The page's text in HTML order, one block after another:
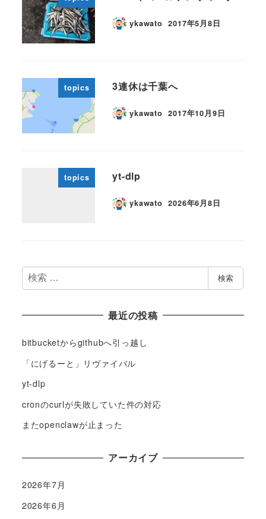
ykawato 2017年5月8日
topics 3連休は千葉へ
ykawato 2017年10月9日
topics yt-dlp
ykawato 2026年6月8日
検
索
検索
最近の投稿
bitbucketからgithubへ引っ越し
「にげるーと」リヴァイバル
yt-dlp
cronのcurlが失敗していた件の対応
またopenclawが止まった
アーカイブ
2026年7月
2026年6月